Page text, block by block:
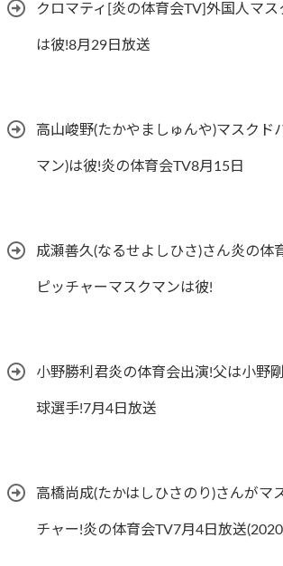
クロマティ[炎の体育会TV]外国人マス
は彼!8月29日放送
高山峻野(たかやましゅんや)マスクド
マン)は彼!炎の体育会TV8月15日
成瀬善久(なるせよしひさ)さん炎の体
ピッチャーマスクマンは彼!
小野勝利君炎の体育会出演!父は小野
球選手!7月4日放送
高橋尚成(たかはしひさのり)さんがマ
チャー!炎の体育会TV7月4日放送(2020